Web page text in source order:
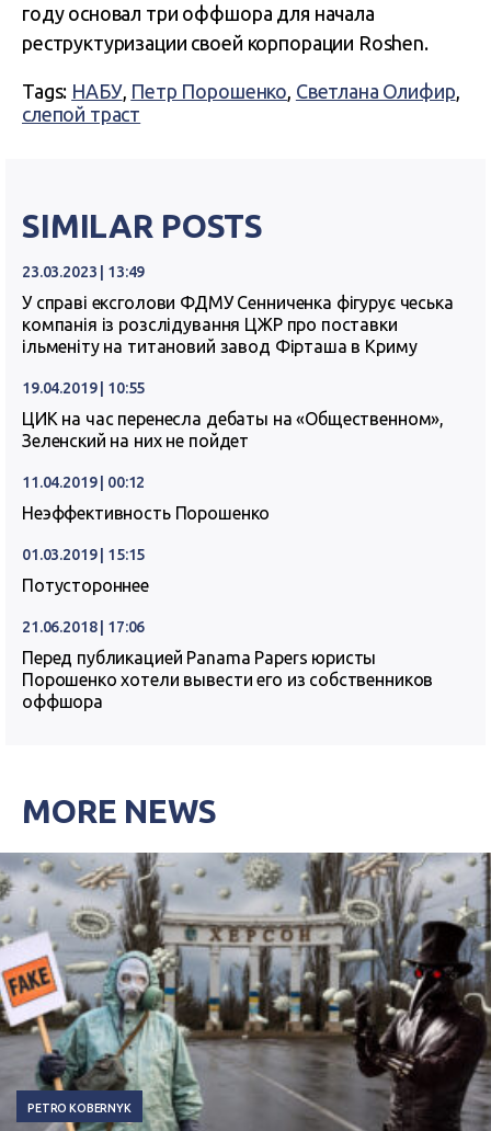
году основал три оффшора для начала
реструктуризации своей корпорации Roshen.
Tags: НАБУ, Петр Порошенко Светлана Олифир
слепой траст
SIMILAR POSTS
23.03.2023 | 13:49
У справі ексголови ФДМУ Сенниченка фігурує чеська
компанія із розслідування ЦЖР про поставки
ільменіту на титановий завод Фірташа в Криму
19.04.2019 | 10:55
ЦИК на час перенесла дебаты на «Общественном»,
Зеленский на них не пойдет
11.04.2019 | 00:12
Неэффективность Порошенко
01.03.2019 | 15:15
Потустороннее
21.06.2018 | 17:06
Перед публикацией Panama Papers юристы
Порошенко хотели вывести его из собственников
оффшора
MORE NEWS
PETRO KOBERNYK